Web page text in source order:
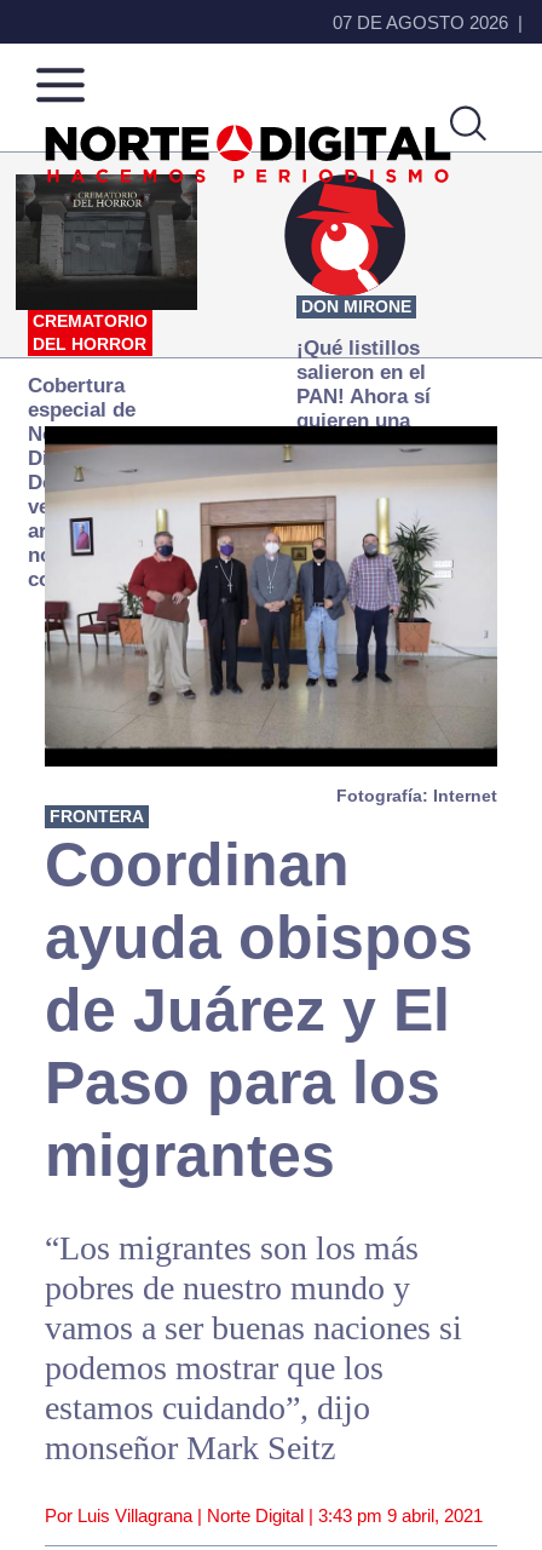
07 DE AGOSTO 2026
Norte
de
Ciudad
Más
que
noticias,
hacemos periodismo
CREMATORIO
DEL HORROR
Cobertura
especial de
Norte
Digital:
Donde la
verdad
arde… pero
no se
consume
DON MIRONE
¡Qué listillos
salieron en el
PAN! Ahora sí
quieren una
Fiscalía
autónoma… y
transexenal
Fotografía: Internet
FRONTERA
Coordinan
ayuda obispos
de Juárez y El
Paso para los
migrantes
“Los migrantes son los más
pobres de nuestro mundo y
vamos a ser buenas naciones si
podemos mostrar que los
estamos cuidando”, dijo
monseñor Mark Seitz
Por Luis Villagrana | Norte Digital | 3:43 pm 9 abril, 2021